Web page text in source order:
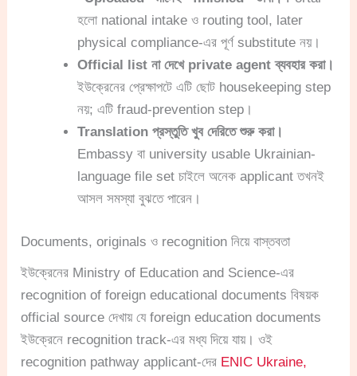
হলো national intake ও routing tool, later
physical compliance-এর পূর্ণ substitute নয়।
Official list না দেখে private agent ব্যবহার করা।
ইউক্রেনের প্রেক্ষাপটে এটি ছোট housekeeping step
নয়; এটি fraud-prevention step।
Translation প্রস্তুতি খুব দেরিতে শুরু করা।
Embassy বা university usable Ukrainian-
language file set চাইলে অনেক applicant তখনই
আসল সমস্যা বুঝতে পারেন।
Documents, originals ও recognition নিয়ে বাস্তবতা
ইউক্রেনের Ministry of Education and Science-এর
recognition of foreign educational documents বিষয়ক
official source দেখায় যে foreign education documents
ইউক্রেনে recognition track-এর মধ্য দিয়ে যায়। ওই
recognition pathway applicant-দের ENIC Ukraine,